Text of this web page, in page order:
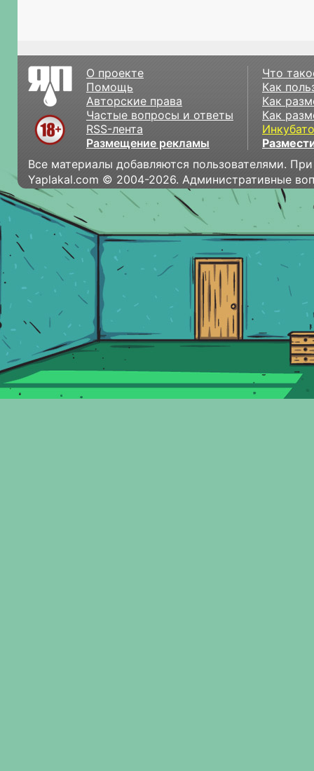
О проекте
Помощь
Авторские права
Частые вопросы и ответы
RSS-лента
Размещение рекламы
Что
Как
Как
Как
Все материалы добавляются пользователями.
Yaplakal.com © 2004-2026. Административные